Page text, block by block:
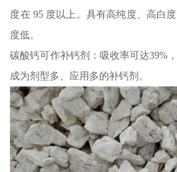
度在 95 度以上。具有高纯度、高白
度低。
碳酸钙可作补钙剂：吸收率可达39%
成为剂型多、应用多的补钙剂。